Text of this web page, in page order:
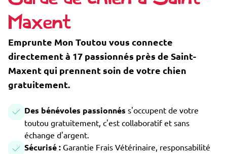
Maxent
Emprunte Mon Toutou vous connecte
directement à 17 passionnés près de Saint-
Maxent qui prennent soin de votre chien
gratuitement.
Des bénévoles passionnés s'occupent de votre
toutou gratuitement, c'est collaboratif et sans
échange d'argent.
Sécurisé : Garantie Frais Vétérinaire, responsabilité